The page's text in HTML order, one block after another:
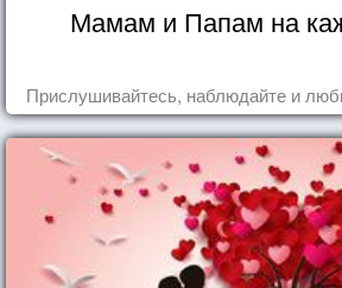
Мамам и Папам на
Прислушивайтесь, наблюдайте и